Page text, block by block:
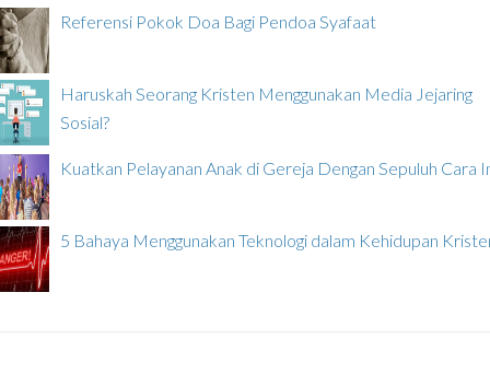
Referensi Pokok Doa Bagi Pendoa Syafaat
Haruskah Seorang Kristen Menggunakan Media Jejaring
Sosial?
Kuatkan Pelayanan Anak di Gereja Dengan Sepuluh Cara
5 Bahaya Menggunakan Teknologi dalam Kehidupan